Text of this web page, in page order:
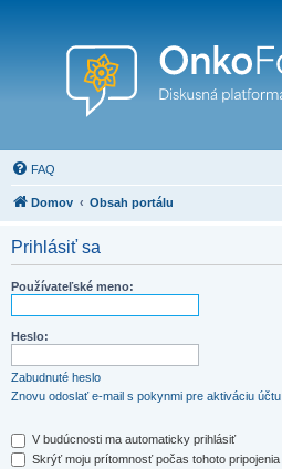
FAQ
Domov Obsah portálu
Prihlásiť sa
Používateľské meno:
Heslo:
Zabudnuté heslo
Znovu odoslať e-mail s pokynmi pre aktiváciu účtu
V budúcnosti ma automaticky prihlásiť
Skrýť moju prítomnosť počas tohoto pripojenia